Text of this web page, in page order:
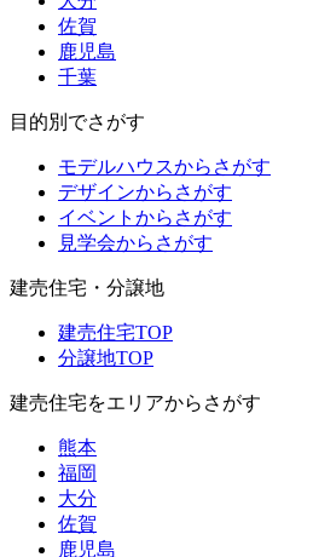
佐賀
鹿児島
千葉
目的別でさがす
モデルハウスからさがす
デザインからさがす
イベントからさがす
見学会からさがす
建売住宅・分譲地
建売住宅TOP
分譲地TOP
建売住宅をエリアからさがす
熊本
福岡
大分
佐賀
鹿児島